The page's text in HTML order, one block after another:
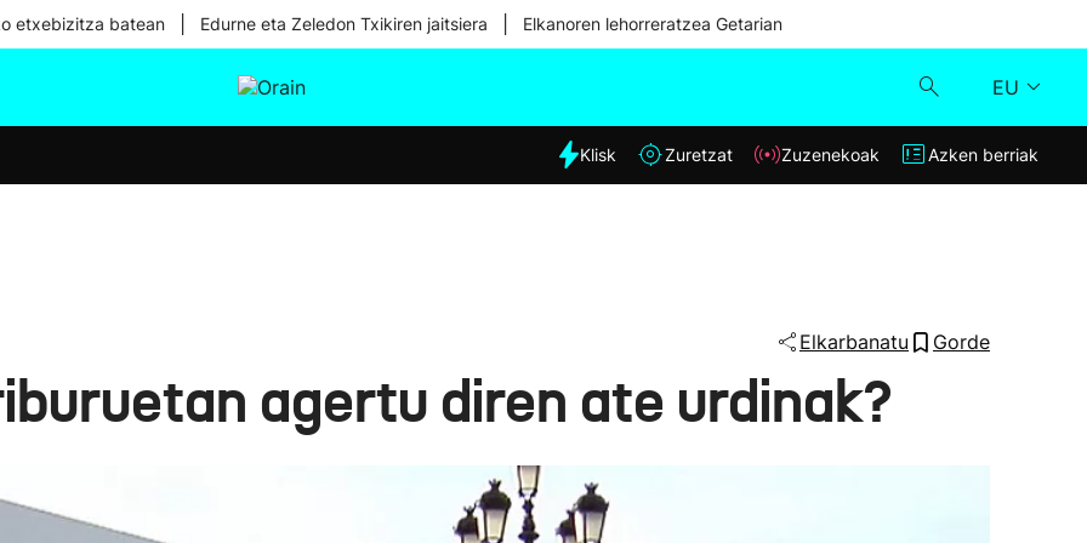
etxebizitza batean Edurne eta Zeledon Txikiren jaitsiera Elkanoren lehorreratzea Getarian
EU
Eguraldia
Klisk
Klisk Zuretzat Zuzenekoak Azken berriak
Elkarbanatu Gorde
agertu diren ate urdinak?